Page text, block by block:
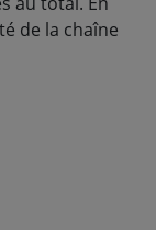
de la chaîne